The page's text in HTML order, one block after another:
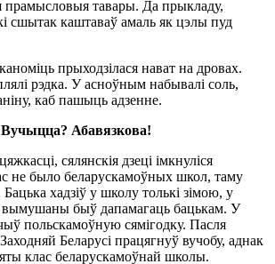
прамысловыя тавары. Да прыкладу,
сшытак каштаваў амаль як цэлы пуд
прыходзілася нават на дровах.
рэдка. У асноўным набывалі соль,
каб пашыць адзенне.
Вучыцца? Абавязкова!
сялянскія дзеці імкнуліся
не было беларускамоўных школ, таму
Бацька хадзіў у школу толькі зімою, у
вымушаны быў дапамагаць бацькам. У
польскамоўную сямігодку. Пасля
Беларусі працягнуў вучобу, аднак
клас беларускамоўнай школы.